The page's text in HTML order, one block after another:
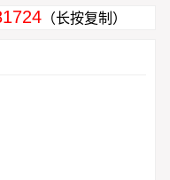
（长按复制）